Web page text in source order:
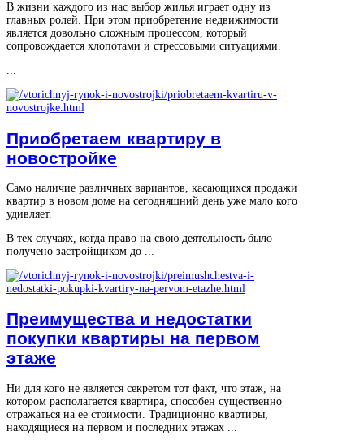
В жизни каждого из нас выбор жилья играет одну из
главных ролей. При этом приобретение недвижимости
является довольно сложным процессом, который
сопровождается хлопотами и стрессовыми ситуациями.
...
Приобретаем квартиру в
новостройке
Само наличие различных вариантов, касающихся продажи
квартир в новом доме на сегодняшний день уже мало кого
удивляет.
В тех случаях, когда право на свою деятельность было
получено застройщиком до ...
Преимущества и недостатки
покупки квартиры на первом
этаже
Ни для кого не является секретом тот факт, что этаж, на
котором располагается квартира, способен существенно
отражаться на ее стоимости. Традиционно квартиры,
находящиеся на первом и последних этажах ...